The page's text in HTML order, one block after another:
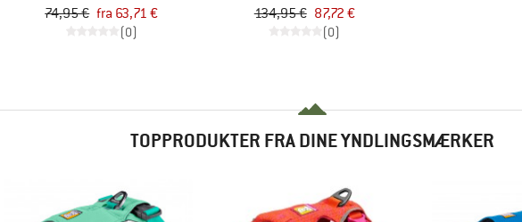
74,95 € fra 63,71 €
(0)
134,95 € 87,72 €
(0)
TOPPRODUKTER FRA DINE YNDLINGSMÆRKER